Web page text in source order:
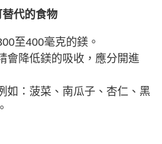
代的食物
至400毫克的鎂。
會降低鎂的吸收，應分開進
如：菠菜、南瓜子、杏仁、黑